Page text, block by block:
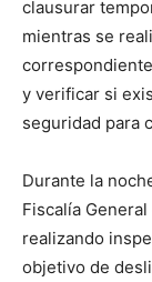
clausurar
mientras se
y verificar si
seguridad para
Durante la
Fiscalía
realizando
objetivo de